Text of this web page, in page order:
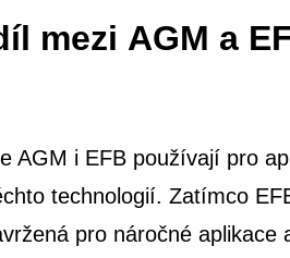
mezi AGM a
AGM i EFB používají pro
technologií. Zatímco
pro náročné